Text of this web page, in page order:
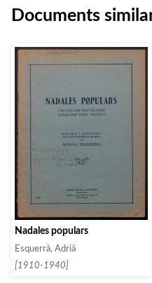
Documents
Nadales populars
Esquerrà, Adrià
[1910-1940]